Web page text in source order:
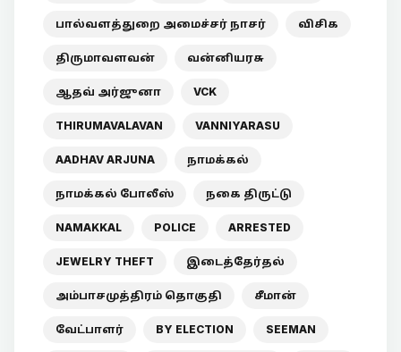
பால்வளத்துறை அமைச்சர் நாசர் விசிக
திருமாவளவன் வன்னியரசு
ஆதவ் அர்ஜுனா VCK
THIRUMAVALAVAN VANNIYARASU
AADHAV ARJUNA நாமக்கல்
நாமக்கல் போலீஸ் நகை திருட்டு
NAMAKKAL POLICE ARRESTED
JEWELRY THEFT இடைத்தேர்தல்
அம்பாசமுத்திரம் தொகுதி சீமான்
வேட்பாளர் BY ELECTION SEEMAN